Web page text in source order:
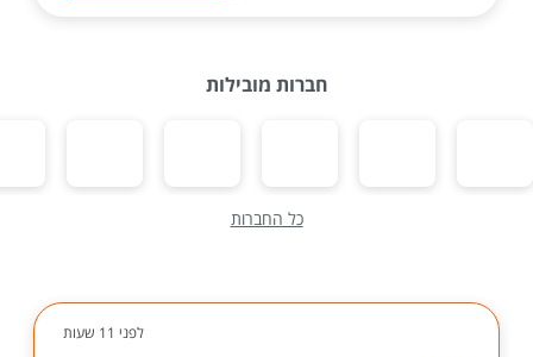
חברות מובילות
כל החברות
לפני 11 שעות